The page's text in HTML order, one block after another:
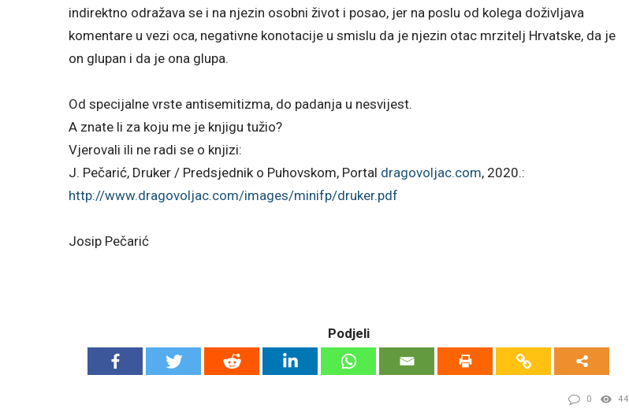
indirektno odražava se i na njezin osobni život i posao, jer na poslu od kolega doživljava
komentare u vezi oca, negativne konotacije u smislu da je njezin otac mrzitelj Hrvatske, da je
on glupan i da je ona glupa.
Od specijalne vrste antisemitizma, do padanja u nesvijest.
A znate li za koju me je knjigu tužio?
Vjerovali ili ne radi se o knjizi:
J. Pečarić, Druker / Predsjednik o Puhovskom, Portal dragovoljac.com, 2020.:
http://www.dragovoljac.com/images/minifp/druker.pdf
Josip Pečarić
Podjeli
0 44